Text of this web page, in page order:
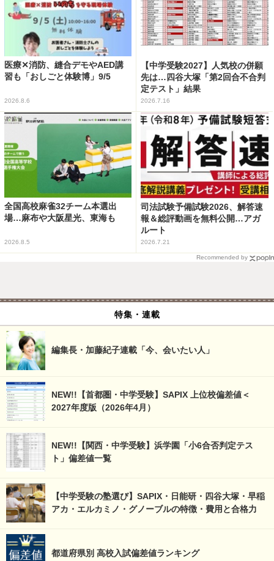
医療✕消防、縫合デモやAED講
習も「おしごと体験博」9/5
2026.8.6
【中学受験2027】人気校の併願
先は…四谷大塚「第2回合不合判
定テスト」結果
2026.7.16
全国高校麻雀32チーム本選出
場…麻布や大阪星光、東海も
2026.8.5
司法試験予備試験2026、解答速
報＆総評動画を無料公開…アガ
ルート
2026.7.21
Recommended by
特集・連載
編集長・加藤紀子連載「今、会いたい人」
NEW!!【首都圏・中学受験】SAPIX 上位校偏差値＜
2027年度版（2026年4月）
NEW!!【関西・中学受験】浜学園「小6合否判定テス
ト」偏差値一覧
【中学受験の塾選び】SAPIX・日能研・四谷大塚・早稲
アカ・エルカミノ・グノーブルの特徴・費用と合格力
都道府県別 高校入試偏差値ランキング